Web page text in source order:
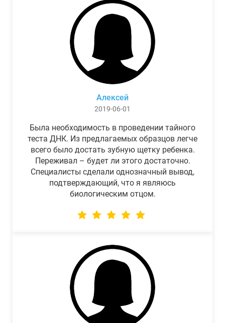
Алексей
2019-06-01
Была необходимость в проведении тайного
теста ДНК. Из предлагаемых образцов легче
всего было достать зубную щетку ребенка.
Переживал – будет ли этого достаточно.
Специалисты сделали однозначный вывод,
подтверждающий, что я являюсь
биологическим отцом.